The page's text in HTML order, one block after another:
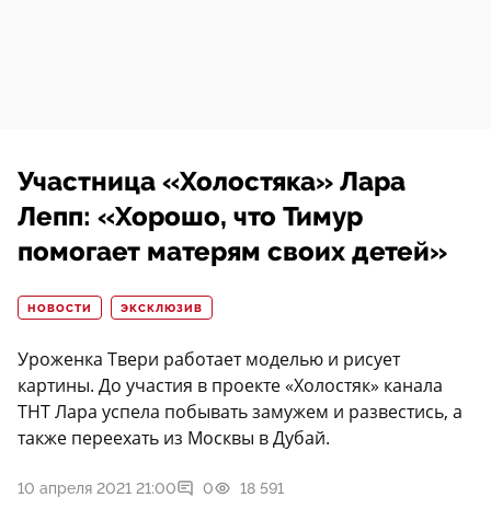
Участница «Холостяка» Лара
Лепп: «Хорошо, что Тимур
помогает матерям своих детей»
НОВОСТИ ЭКСКЛЮЗИВ
Уроженка Твери работает моделью и рисует
картины. До участия в проекте «Холостяк» канала
ТНТ Лара успела побывать замужем и развестись, а
также переехать из Москвы в Дубай.
10 апреля 2021 21:00 0 18 591